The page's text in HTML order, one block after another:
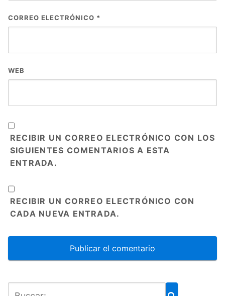
CORREO ELECTRÓNICO *
WEB
RECIBIR UN CORREO ELECTRÓNICO CON LOS
SIGUIENTES COMENTARIOS A ESTA
ENTRADA.
RECIBIR UN CORREO ELECTRÓNICO CON
CADA NUEVA ENTRADA.